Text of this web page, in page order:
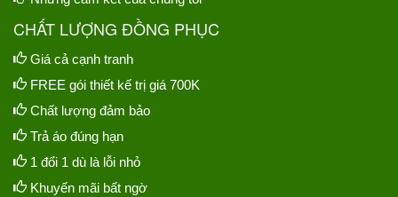
CHẤT LƯỢNG ĐỒNG PHỤC
Giá cả cạnh tranh
FREE gói thiết kế trị giá 700K
Chất lượng đảm bảo
Trả áo đúng hạn
1 đổi 1 dù là lỗi nhỏ
Khuyến mãi bất ngờ